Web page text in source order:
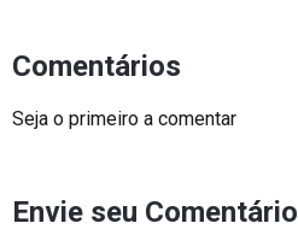
Comentários
Seja o primeiro a comentar
Envie seu Comentário